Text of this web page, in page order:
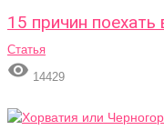
15 причин
Статья
 14429